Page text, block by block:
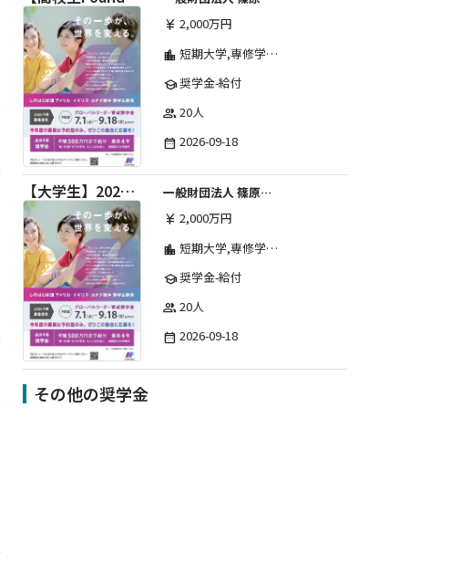
currency_yen 2,000万円
location_city 短期大学,専修学校,高等専門学校,その他,高等学校,大学院,大学
school奨学金-給付
group 20人
date_range 2026-09-18
【大学生】2026年度 しのはら財団 アメリカ・イギリス・カナダ英語留学奨学金
一般財団法人 篠原欣子記念財団 (海外留学奨学金グループ)
currency_yen 2,000万円
location_city 短期大学,専修学校,高等専門学校,その他,高等学校,大学院,大学
school奨学金-給付
group 20人
date_range 2026-09-18
その他の奨学金